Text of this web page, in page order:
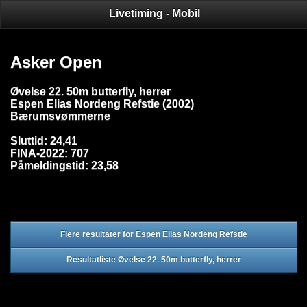
Livetiming - Mobil
Asker Open
Øvelse 22. 50m butterfly, herrer
Espen Elias Nordeng Refstie (2002)
Bærumsvømmerne
Sluttid: 24,41
FINA-2022: 707
Påmeldingstid: 23,58
Flere resultater for Espen Elias Nordeng Refstie
Resultatliste Øvelse 22. 50m butterfly, herrer